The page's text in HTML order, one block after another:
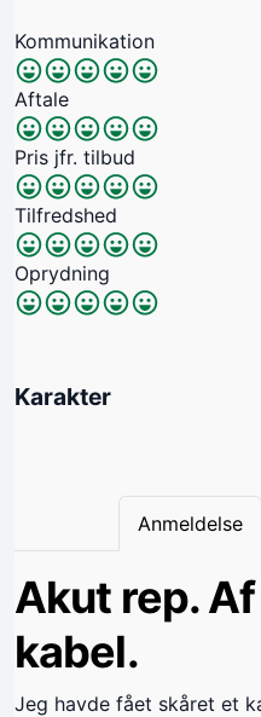
Kommunikation
Aftale
Pris jfr. tilbud
Tilfredshed
Oprydning
Karakter
Anmeldelse
Akut rep.
kabel.
Jeg havde fået skåret et